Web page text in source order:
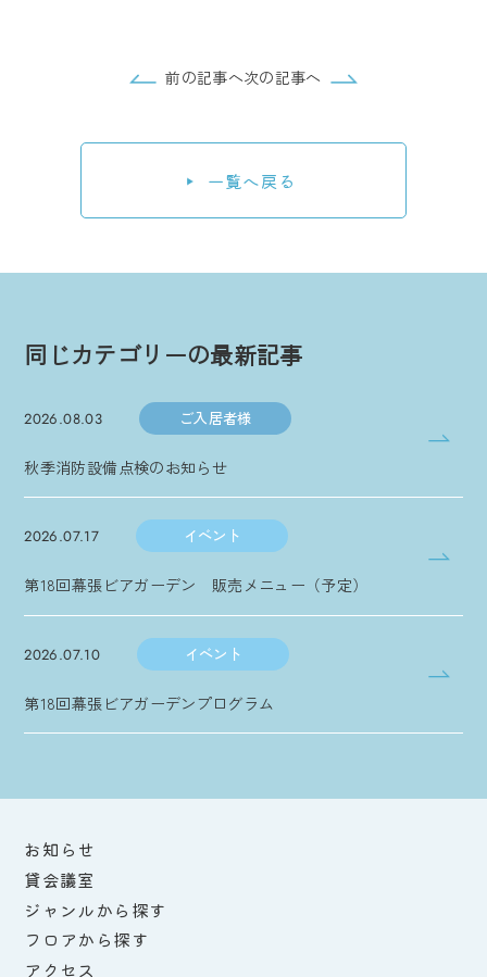
前の記事へ次の記事へ
一覧へ戻る
同じカテゴリーの最新記事
2026.08.03 ご入居者様
秋季消防設備点検のお知らせ
2026.07.17 イベント
第18回幕張ビアガーデン 販売メニュー（予定）
2026.07.10 イベント
第18回幕張ビアガーデンプログラム
お知らせ
貸会議室
ジャンルから探す
フロアから探す
アクセス